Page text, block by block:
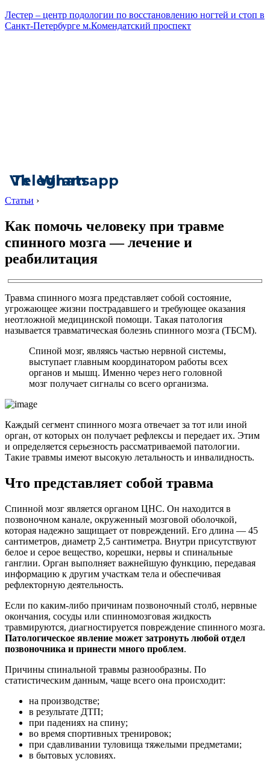
Лестер – центр подологии по восстановлению ногтей и стоп в
Санкт-Петербурге м.Комендатский проспект
Vk
Telegram
Whatsapp
Статьи ›
Как помочь человеку при травме
спинного мозга — лечение и
реабилитация
Травма спинного мозга представляет собой состояние,
угрожающее жизни пострадавшего и требующее оказания
неотложной медицинской помощи. Такая патология
называется травматическая болезнь спинного мозга (ТБСМ).
Спиной мозг, являясь частью нервной системы,
выступает главным координатором работы всех
органов и мышц. Именно через него головной
мозг получает сигналы со всего организма.
Каждый сегмент спинного мозга отвечает за тот или иной
орган, от которых он получает рефлексы и передает их. Этим
и определяется серьезность рассматриваемой патологии.
Такие травмы имеют высокую летальность и инвалидность.
Что представляет собой травма
Спинной мозг является органом ЦНС. Он находится в
позвоночном канале, окруженный мозговой оболочкой,
которая надежно защищает от повреждений. Его длина — 45
сантиметров, диаметр 2,5 сантиметра. Внутри присутствуют
белое и серое вещество, корешки, нервы и спинальные
ганглии. Орган выполняет важнейшую функцию, передавая
информацию к другим участкам тела и обеспечивая
рефлекторную деятельность.
Если по каким-либо причинам позвоночный столб, нервные
окончания, сосуды или спинномозговая жидкость
травмируются, диагностируется повреждение спинного мозга.
Патологическое явление может затронуть любой отдел
позвоночника и принести много проблем.
Причины спинальной травмы разнообразны. По
статистическим данным, чаще всего она происходит:
на производстве;
в результате ДТП;
при падениях на спину;
во время спортивных тренировок;
при сдавливании туловища тяжелыми предметами;
в бытовых условиях.